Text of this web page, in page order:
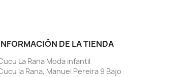
DE LA TIENDA
La Rana Moda infantil
la Rana, Manuel Pereira 9 Bajo